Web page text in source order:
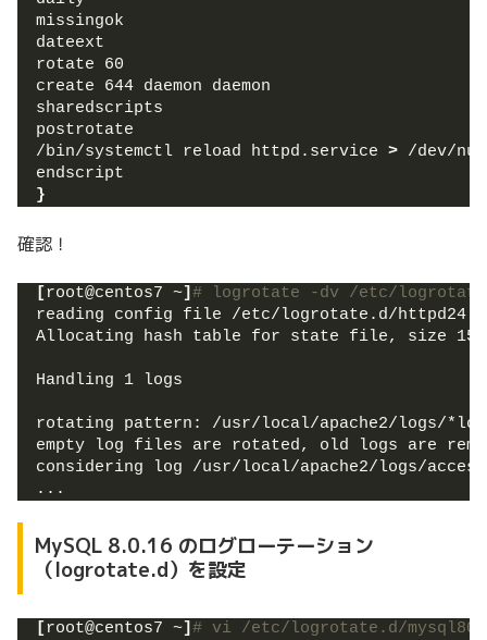
missingok
dateext
rotate 60
create 644 daemon daemon
sharedscripts
postrotate
/bin/systemctl reload httpd.service > /dev/
endscript
}
確認！
[root@centos7 ~] # logrotate -dv /etc/
reading config file /etc/logrotate.d/httpd24
Allocating hash table for state file, size
Handling 1 logs
rotating pattern: /usr/local/apache2/logs/
empty log files are rotated, old logs are
considering log /usr/local/apache2/logs/
...
MySQL 8.0.16 のログローテーション
（logrotate.d）を設定
[root@centos7 ~] # vi /etc/logrotate.d/mysql80